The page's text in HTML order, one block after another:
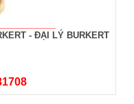
- ĐẠI LÝ BURKERT